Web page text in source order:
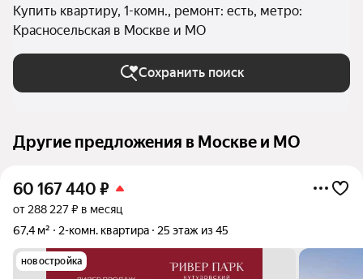
Купить квартиру, 1-комн., ремонт: есть, метро:
Красносельская в Москве и МО
Сохранить поиск
Другие предложения в Москве и МО
60 167 440 ₽
от 288 227 ₽ в месяц
67,4 м²
2-комн. квартира 25 этаж из 45
новостройка